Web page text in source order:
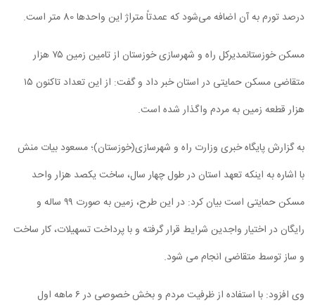
درصد تورم به آن اضافه می‌شود که عمدتاً متراژ این واحدها 80 متر است.
مسکن خوزستانمدیرکل راه و شهرسازی خوزستان از تامین زمین ۷۵ هزار
متقاضی مسکن حمایتی در استان خبر داد و گفت: از این تعداد تاکنون ۱۵
هزار قطعه زمین به مردم واگذار شده است.
به گزارش پایگاه خبری وزارت راه و شهرسازی(خوزستان)؛ مسعود بیات منش
با اشاره به اینکه تعهد استان در طول چهار سال، ساخت یکصد هزار واحد
مسکن حمایتی است بیان کرد: در این طرح، زمین به صورت ۹۹ ساله و
رایگان در اختیار واجدین شرایط قرار گرفته و با پرداخت تسهیلات، کار ساخت
و ساز توسط متقاضی انجام می شود.
وی افزود: با استفاده از ظرفیت مردم و بخش خصوصی در ۶ ماهه اول